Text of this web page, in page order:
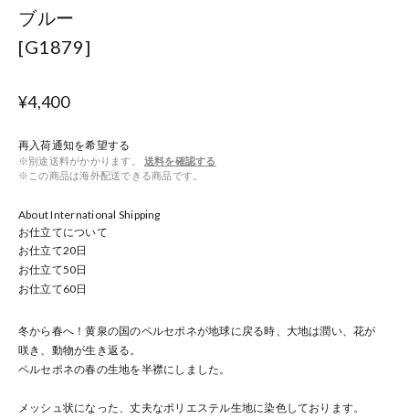
ブルー
[G1879]
¥4,400
再入荷通知を希望する
※別途送料がかかります。
送料を確認する
※この商品は海外配送できる商品です。
About International Shipping
お仕立てについて
お仕立て20日
お仕立て50日
お仕立て60日
冬から春へ！黄泉の国のペルセポネが地球に戻る時、大地は潤い、花が
咲き、動物が生き返る。
ペルセポネの春の生地を半襟にしました。
メッシュ状になった、丈夫なポリエステル生地に染色しております。